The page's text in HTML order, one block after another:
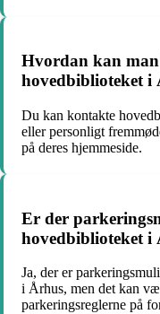
Hvordan kan
hovedbiblioteket i
Du kan kontakte
eller personligt
på deres hjemmeside.
Er der
hovedbiblioteket i
Ja, der er
i Århus, men det kan
parkeringsreglerne på